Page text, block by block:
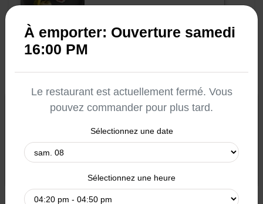
Type de commande
Set the default selected order type
Livraison
HAMACHI ÉPICÉ / Spicy hamachi (6)
SAUMON / Salmon (6)
$8.50
À emporter: Ouverture samedi
16:00 PM
Le restaurant est actuellement fermé. Vous
pouvez commander pour plus tard.
Sélectionnez une date
Sélectionnez une heure